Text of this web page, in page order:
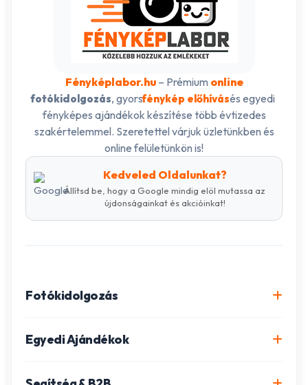
Fényképlabor.hu– Prémium online
fotókidolgozás, gyorsfénykép előhívásés egyedi
fényképes ajándékok készítése több évtizedes
szakértelemmel. Szeretettel várjuk üzletünkben és
online felületünkön is!
Kedveled Oldalunkat?
Állítsd be, hogy a Google mindig elöl mutassa az
újdonságainkat és akcióinkat!
Fotókidolgozás
Egyedi Ajándékok